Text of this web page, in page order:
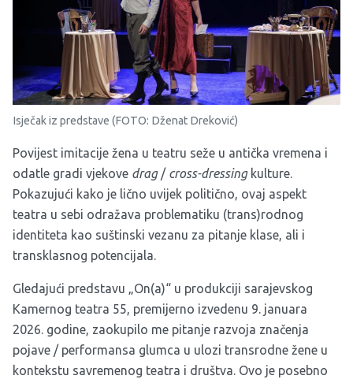
Isječak iz predstave (FOTO: Dženat Dreković)
Povijest imitacije žena u teatru seže u antička vremena i
odatle gradi vjekove drag/ cross-dressingkulture.
Pokazujući kako je lično uvijek politično, ovaj aspekt
teatra u sebi odražava problematiku (trans)rodnog
identiteta kao suštinski vezanu za pitanje klase, ali i
transklasnog potencijala.
Gledajući predstavu „On(a)“ u produkciji sarajevskog
Kamernog teatra 55, premijerno izvedenu 9. januara
2026. godine, zaokupilo me pitanje razvoja značenja
pojave / performansa glumca u ulozi transrodne žene u
kontekstu savremenog teatra i društva. Ovo je posebno